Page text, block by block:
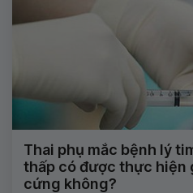
Thai phụ mắc bệnh lý
thấp có được thực hiện
cứng không?